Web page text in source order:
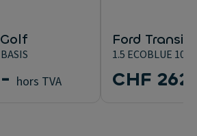
hors TVA
Ford Transit
1.5 ECOBLUE
CHF